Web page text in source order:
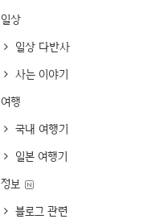
일상
일상 다반사
사는 이야기
여행
국내 여행기
일본 여행기
정보
블로그 관련